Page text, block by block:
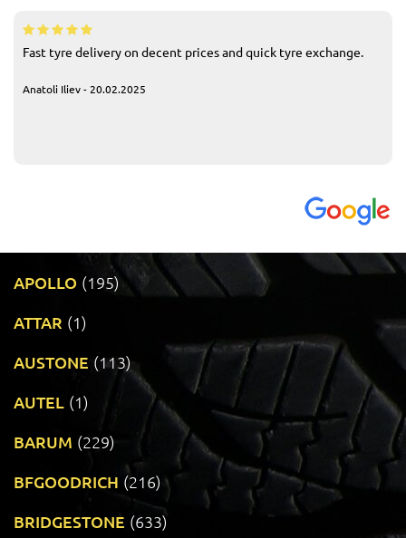
Fast tyre delivery on decent prices and quick tyre exchange.
Anatoli Iliev - 20.02.2025
APOLLO (195)
ATTAR (1)
AUSTONE (113)
AUTEL (1)
BARUM (229)
BFGOODRICH (216)
BRIDGESTONE (633)